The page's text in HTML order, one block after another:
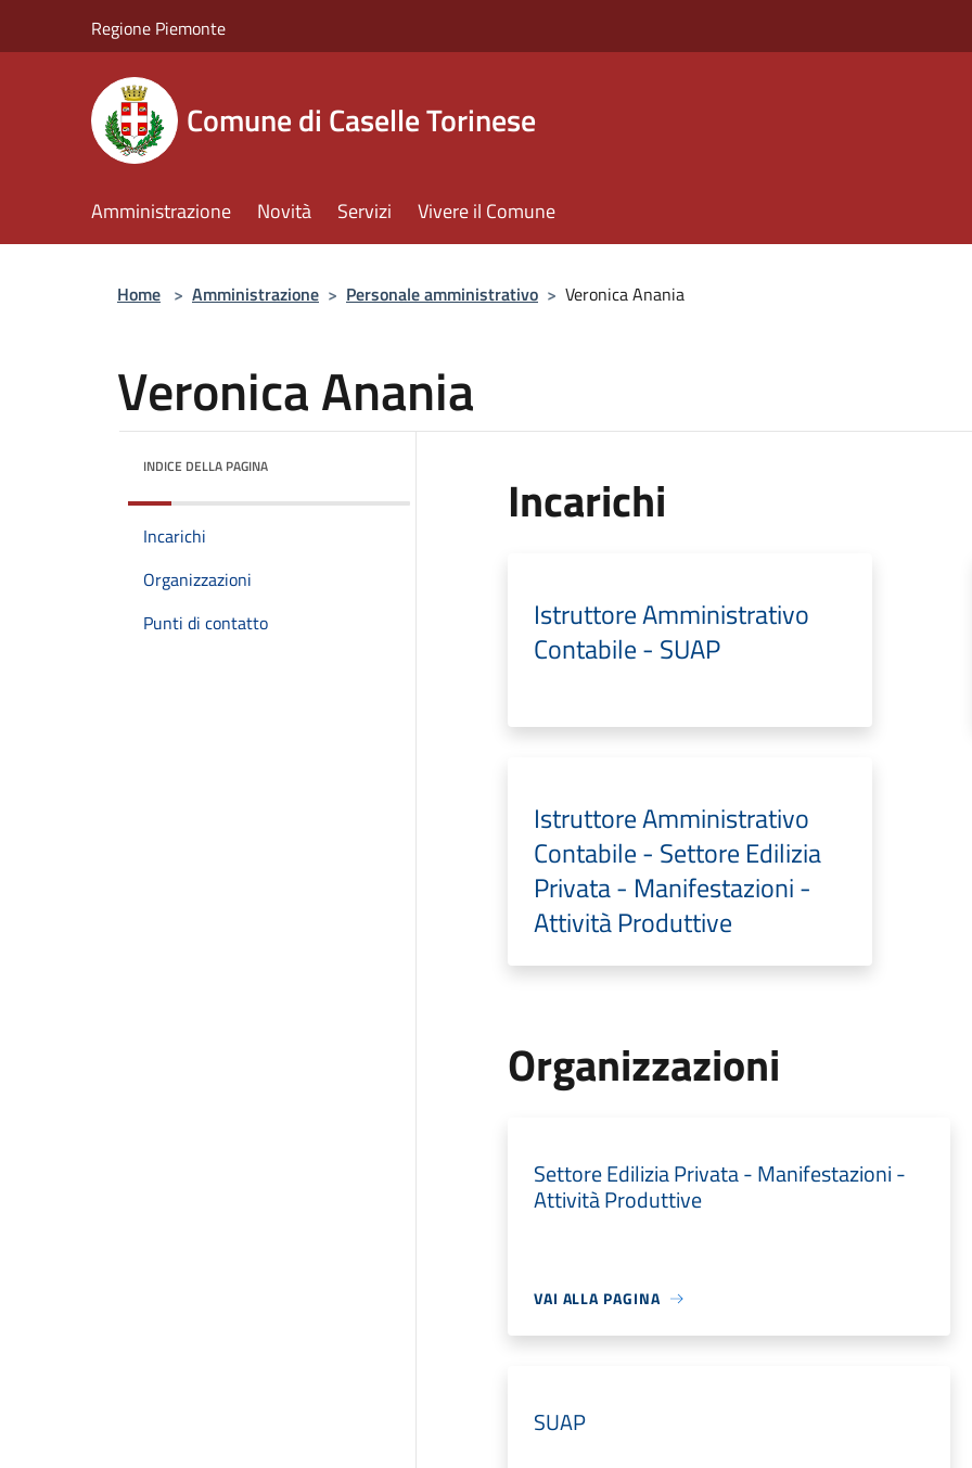
Regione Piemonte
Comune di Caselle Torinese
Amministrazione Novità Servizi Vivere il Comune
Home > Amministrazione > Personale amministrativo > Veronica Anania
Veronica Anania
INDICE DELLA PAGINA
Incarichi
Organizzazioni
Punti di contatto
Incarichi
Istruttore Amministrativo
Contabile - SUAP
Istruttore Amministrativo
Contabile - Settore Edilizia
Privata - Manifestazioni -
Attività Produttive
Organizzazioni
Settore Edilizia Privata - Manifestazioni -
Attività Produttive
VAI ALLA PAGINA
SUAP